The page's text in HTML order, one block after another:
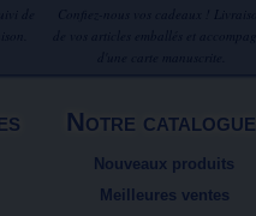
Notre catalogue
Nouveaux produits
Meilleures ventes